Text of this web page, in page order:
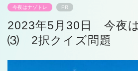
今夜はナゾトレ PR
2023年5月30日 今夜
⑶ 2択クイズ問題